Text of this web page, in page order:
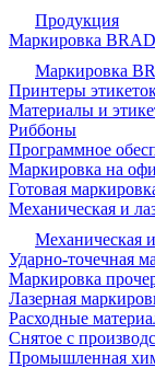
Продукция
Маркировка
Маркировка
Принтеры
Материалы и
Риббоны
Программное
Маркировка на
Готовая
Механическая и
Механическая
Ударно-точечная
Маркировка
Лазерная
Расходные
Снятое с
Промышленная